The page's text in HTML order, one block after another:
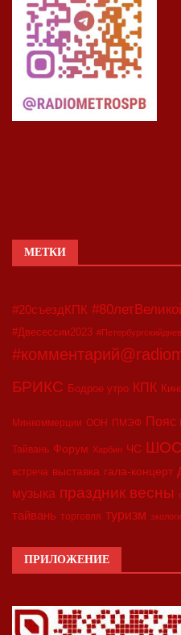
МЕТКИ
#20съездКПК
#Двесессии2023
БРИКС Бодрое утро КПК
Минкоммерции ООН ПМЭФ Пояс
Тайвань Форум Харбин ЧС ШОС
встреча выставка гала-концерт
музыка праздник весны
тайвань торговля туризм
ПРИЛОЖЕНИЕ